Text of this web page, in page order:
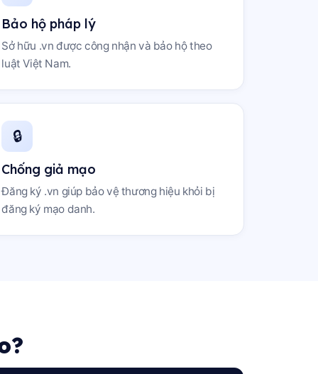
Bảo hộ pháp lý
Sở hữu .vn được công nhận và bảo hộ theo
luật Việt Nam.
🔒
Chống giả mạo
Đăng ký .vn giúp bảo vệ thương hiệu khỏi bị
đăng ký mạo danh.